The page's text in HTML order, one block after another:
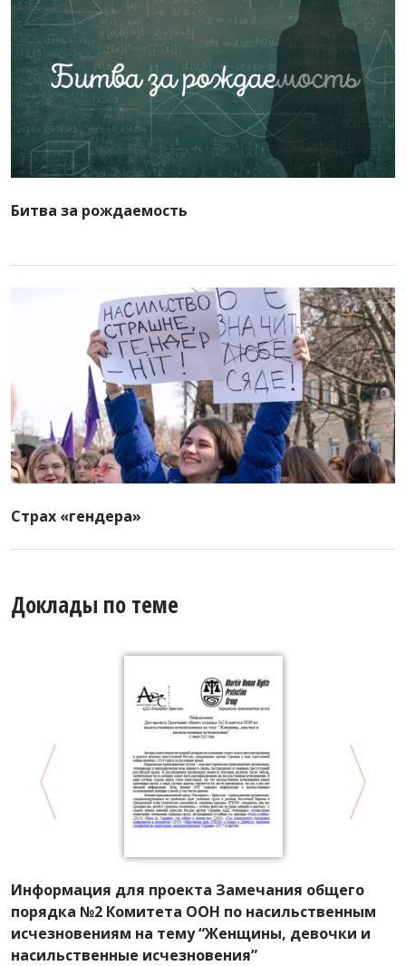
Битва за рождаемость
Страх «гендера»
Доклады по теме
Информация для проекта Замечания общего
порядка №2 Комитета ООН по насильственным
исчезновениям на тему “Женщины, девочки и
насильственные исчезновения”